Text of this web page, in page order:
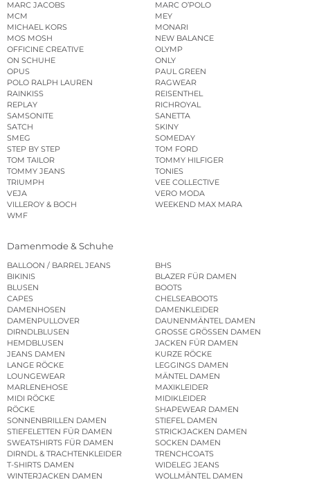
MARC JACOBS
MARC O’POLO
MCM
MEY
MICHAEL KORS
MONARI
MOS MOSH
NEW BALANCE
OFFICINE CREATIVE
OLYMP
ON SCHUHE
ONLY
OPUS
PAUL GREEN
POLO RALPH LAUREN
RAGWEAR
RAINKISS
REISENTHEL
REPLAY
RICHROYAL
SAMSONITE
SANETTA
SATCH
SKINY
SMEG
SOMEDAY
STEP BY STEP
TOM FORD
TOM TAILOR
TOMMY HILFIGER
TOMMY JEANS
TONIES
TRIUMPH
VEE COLLECTIVE
VEJA
VERO MODA
VILLEROY & BOCH
WEEKEND MAX MARA
WMF
Damenmode & Schuhe
BALLOON / BARREL JEANS
BHS
BIKINIS
BLAZER FÜR DAMEN
BLUSEN
BOOTS
CAPES
CHELSEABOOTS
DAMENHOSEN
DAMENKLEIDER
DAMENPULLOVER
DAUNENMÄNTEL DAMEN
DIRNDLBLUSEN
GROSSE GRÖSSEN DAMEN
HEMDBLUSEN
JACKEN FÜR DAMEN
JEANS DAMEN
KURZE RÖCKE
LANGE RÖCKE
LEGGINGS DAMEN
LOUNGEWEAR
MÄNTEL DAMEN
MARLENEHOSE
MAXIKLEIDER
MIDI RÖCKE
MIDIKLEIDER
RÖCKE
SHAPEWEAR DAMEN
SONNENBRILLEN DAMEN
STIEFEL DAMEN
STIEFELETTEN FÜR DAMEN
STRICKJACKEN DAMEN
SWEATSHIRTS FÜR DAMEN
SOCKEN DAMEN
DIRNDL & TRACHTENKLEIDER
TRENCHCOATS
T-SHIRTS DAMEN
WIDELEG JEANS
WINTERJACKEN DAMEN
WOLLMÄNTEL DAMEN